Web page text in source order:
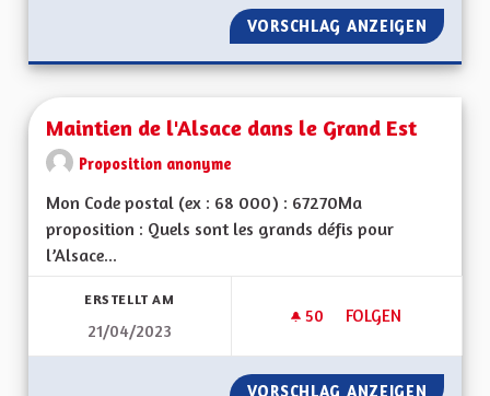
VORSCHLAG ANZEIGEN DES
Maintien de l'Alsace dans le Grand Est
Proposition anonyme
Mon Code postal (ex : 68 000) : 67270Ma
proposition : Quels sont les grands défis pour
l’Alsace...
ERSTELLT AM
21/04/2023
50 50 FOLLOWER
FOLGEN
MAINTIEN DE
VORSCHLAG ANZEIGEN